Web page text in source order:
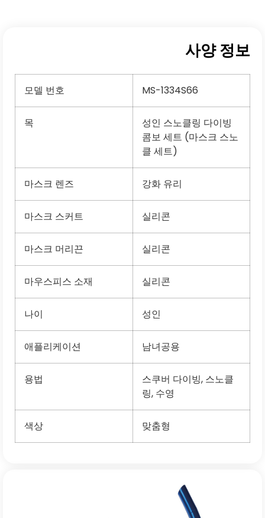
사양 정보
모델 번호 MS-1334S66
목
성인 스노클링 다이빙
콤보 세트 (마스크 스노
클 세트)
마스크 렌즈 강화 유리
마스크 스커트 실리콘
마스크 머리끈 실리콘
마우스피스 소재 실리콘
나이 성인
애플리케이션 남녀공용
용법
스쿠버 다이빙, 스노클
링, 수영
색상 맞춤형